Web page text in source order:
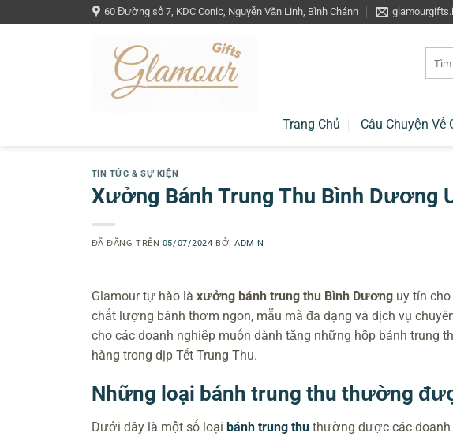
đến
60 Đường số 7, KDC Conic, Nguyễn Văn Linh, Bình Chánh
kiếm:
Trang Chủ Câu Chuyện Về
TIN TỨC & SỰ KIỆN
Xưởng Bánh Trung Thu Bình Dương
ĐÃ ĐĂNG TRÊN 05/07/2024 BỞIADMIN
Glamour tự hào là xưởng bánh trung thu Bình Dươnguy tín cho
chất lượng bánh thơm ngon, mẫu mã đa dạng và dịch vụ
cho các doanh nghiệp muốn dành tặng những hộp bánh trung
hàng trong dịp Tết Trung Thu.
Những loại bánh trung thu thường
Dưới đây là một số loại bánh trung thuthường được các doanh